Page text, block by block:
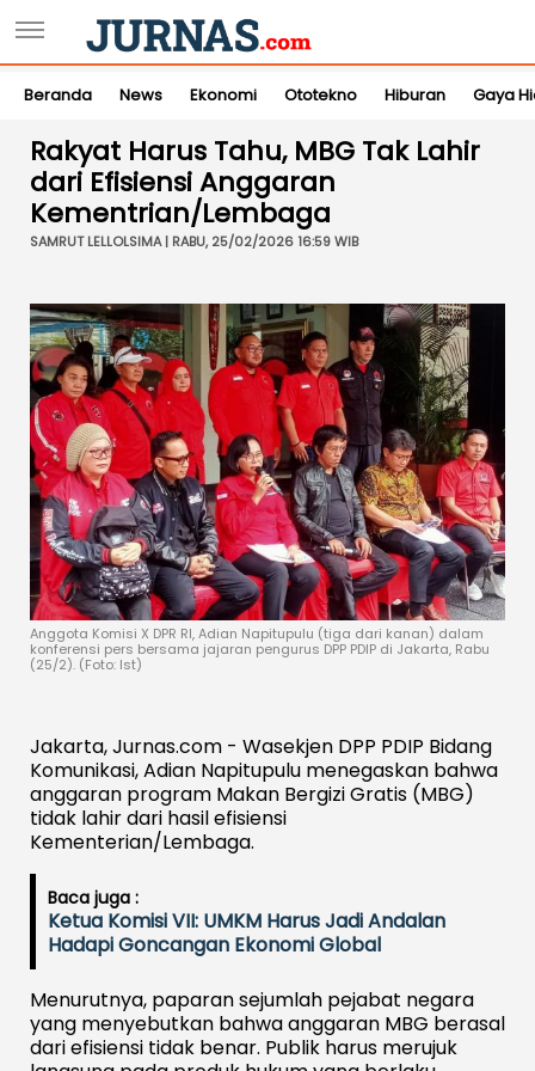
Beranda News Ekonomi Ototekno Hiburan Gaya
Rakyat Harus Tahu, MBG Tak Lahir
dari Efisiensi Anggaran
Kementrian/Lembaga
SAMRUT LELLOLSIMA | RABU, 25/02/2026 16:59 WIB
Anggota Komisi X DPR RI, Adian Napitupulu (tiga dari kanan) dalam
konferensi pers bersama jajaran pengurus DPP PDIP di Jakarta, Rabu
(25/2). (Foto: Ist)
Jakarta, Jurnas.com - Wasekjen DPP PDIP Bidang
Komunikasi, Adian Napitupulu menegaskan bahwa
anggaran program Makan Bergizi Gratis (MBG)
tidak lahir dari hasil efisiensi
Kementerian/Lembaga.
Baca juga :
Ketua Komisi VII: UMKM Harus Jadi Andalan
Hadapi Goncangan Ekonomi Global
Menurutnya, paparan sejumlah pejabat negara
yang menyebutkan bahwa anggaran MBG berasal
dari efisiensi tidak benar. Publik harus merujuk